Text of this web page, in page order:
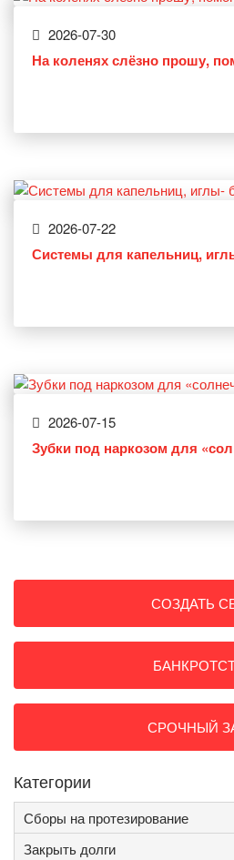
2026-07-30
На коленях слёзно прошу,
2026-07-22
Системы для капельниц,
2026-07-15
Зубки под наркозом для
СОЗДАТЬ
СРОЧНЫЙ
Категории
Сборы на протезирование
Закрыть долги